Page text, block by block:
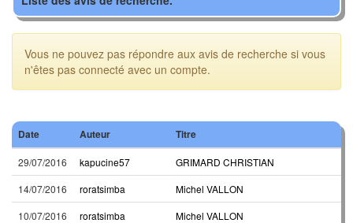
Vous ne pouvez pas répondre aux avis de recherche si vous
n'êtes pas connecté avec un compte.
Date Auteur Titre
29/07/2016 kapucine57
GRIMARD CHRISTIAN
14/07/2016
roratsimba
Michel VALLON
10/07/2016
roratsimba
Michel VALLON